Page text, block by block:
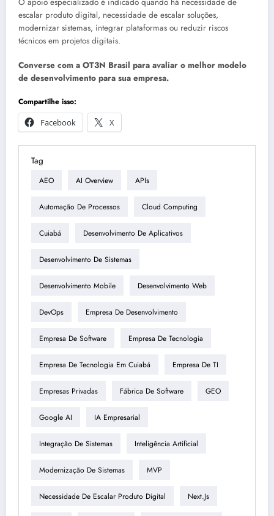
escalar produto digital, necessidade de escalar soluções,
modernizar sistemas, integrar plataformas ou reduzir riscos
técnicos em projetos digitais.
Converse com a OT3N Brasil para avaliar o melhor modelo
de desenvolvimento para sua empresa.
Compartilhe isso:
Facebook
X
Tag
AEO AI Overview APIs
Automação De Processos Cloud Computing
Cuiabá Desenvolvimento De Aplicativos
Desenvolvimento De Sistemas
Desenvolvimento Mobile Desenvolvimento Web
DevOps Empresa De Desenvolvimento
Empresa De Software Empresa De Tecnologia
Empresa De Tecnologia Em Cuiabá Empresa De TI
Empresas Privadas Fábrica De Software GEO
Google AI IA Empresarial
Integração De Sistemas Inteligência Artificial
Modernização De Sistemas MVP
Necessidade De Escalar Produto Digital Next.js